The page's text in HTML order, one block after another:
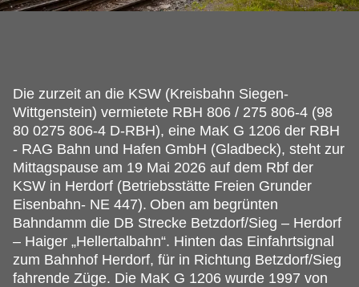
Die zurzeit an die KSW (Kreisbahn Siegen-
Wittgenstein) vermietete RBH 806 / 275 806-4 (98
80 0275 806-4 D-RBH), eine MaK G 1206 der RBH
- RAG Bahn und Hafen GmbH (Gladbeck), steht zur
Mittagspause am 19 Mai 2026 auf dem Rbf der
KSW in Herdorf (Betriebsstätte Freien Grunder
Eisenbahn- NE 447). Oben am begrünten
Bahndamm die DB Strecke Betzdorf/Sieg – Herdorf
– Haiger „Hellertalbahn“. Hinten das Einfahrtsignal
zum Bahnhof Herdorf, für in Richtung Betzdorf/Sieg
fahrende Züge. Die MaK G 1206 wurde 1997 von